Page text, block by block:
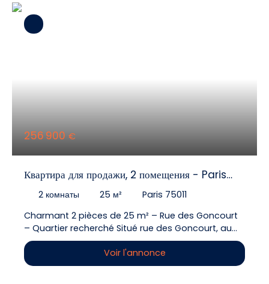
256 900 €
Квартира для продажи, 2 помещения - Paris
75011
2 комнаты 25 м²
Paris 75011
Charmant 2 pièces de 25 m² – Rue des Goncourt
– Quartier recherché Situé rue des Goncourt, au
cœur d’un quartier vivant, agréable et très
recherché, à proximité immédiate des métros
Goncourt et Parmentier, découvrez ce charmant 2
Voir l'annonce